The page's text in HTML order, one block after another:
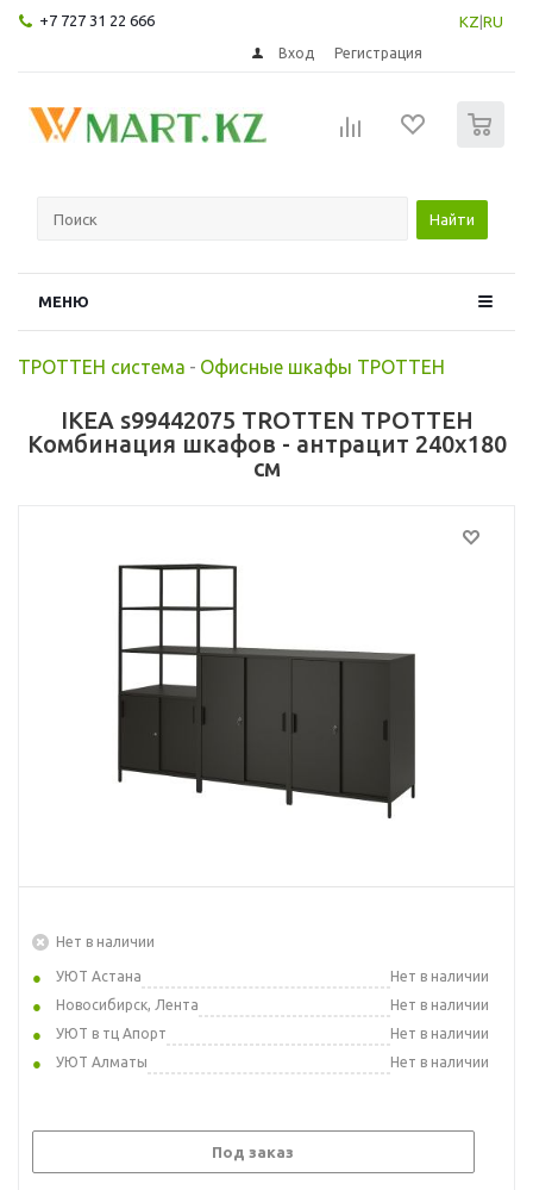
+7 727 31 22 666 KZ RU
Вход Регистрация
Найти
МЕНЮ
ТРОТТЕН система - Офисные шкафы ТРОТТЕН
IKEA s99442075 TROTTEN ТРОТТЕН
Комбинация шкафов - антрацит 240x180
см
Нет в наличии
УЮТ Астана
Нет в наличии
Новосибирск, Лента
Нет в наличии
УЮТ в тц Апорт
Нет в наличии
УЮТ Алматы
Нет в наличии
Под заказ